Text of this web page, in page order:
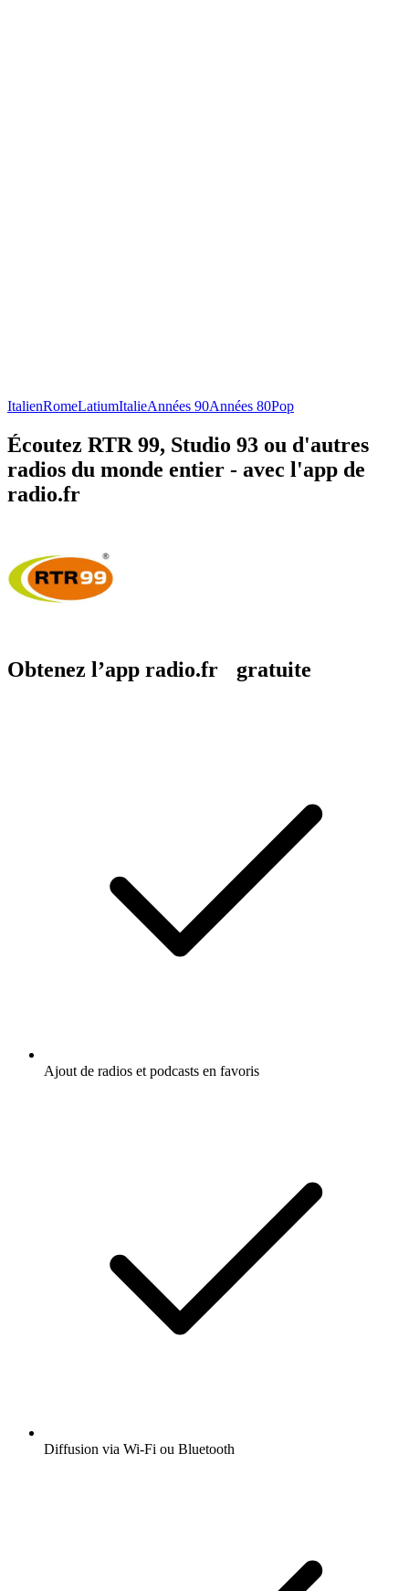
ItalienRomeLatiumItalieAnnées 90Années 80Pop
Écoutez RTR 99, Studio 93 ou d'autres
radios du monde entier - avec l'app de
radio.fr
Obtenez l’app radio.fr gratuite
Ajout de radios et podcasts en favoris
Diffusion via Wi-Fi ou Bluetooth